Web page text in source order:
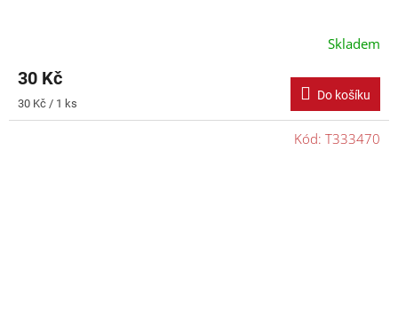
Skladem
30 Kč
Měrná
cena:
30 Kč / 1 ks
Do košíku
Kód: T333470